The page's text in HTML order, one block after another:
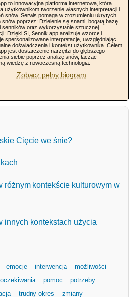
to innowacyjna platforma internetowa, która
użytkownikom tworzenie własnych interpretacji i
snów. Serwis pomaga w zrozumieniu ukrytych
snów poprzez: Dzielenie się snami, bogatą bazę
senników oraz wykorzystanie sztucznej
Dzięki SI, Sennik.app analizuje wzorce i
spersonalizowane interpretacje, uwzględniając
doświadczenia i kontekst użytkownika. Celem
jest dostarczenie narzędzi do głębszego
siebie poprzez analizę snów, łącząc
wiedzę z nowoczesną technologią.
Zobacz pełny biogram
Cięcie we śnie?
różnym kontekście kulturowym w
innych kontekstach użycia
emocje interwencja
możliwości
oczekiwania pomoc
potrzeby
trudny okres zmiany